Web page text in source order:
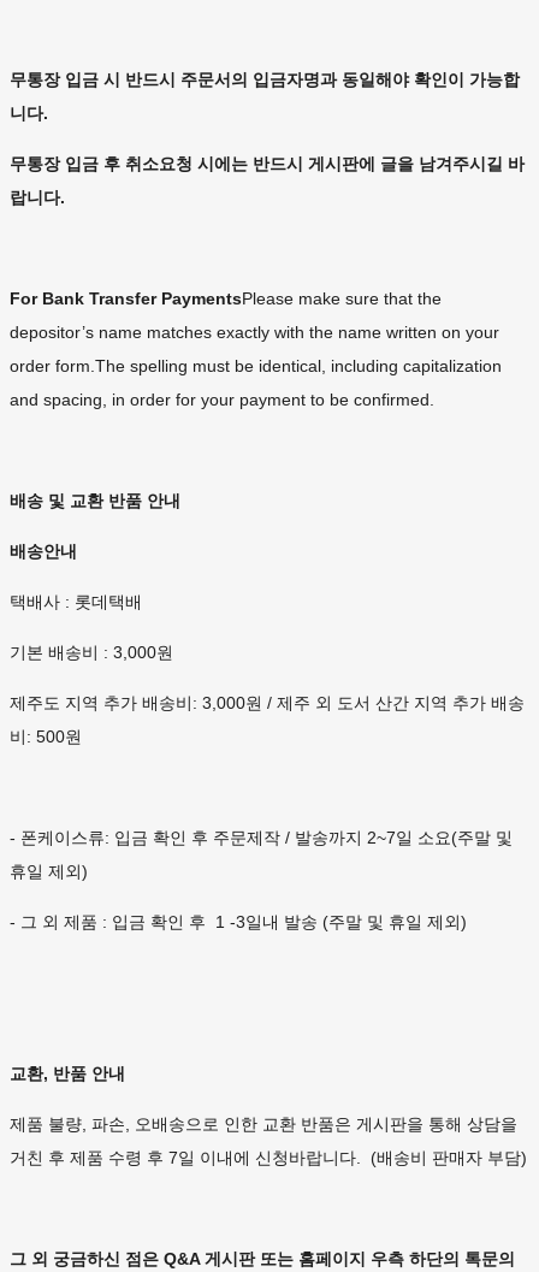
무통장 입금 시 반드시 주문서의 입금자명과 동일해야 확인이 가능합
니다.
무통장 입금 후 취소요청 시에는 반드시 게시판에 글을 남겨주시길 바
랍니다.
For Bank Transfer PaymentsPlease make sure that the
depositor’s name matches exactly with the name written on your
order form.The spelling must be identical, including capitalization
and spacing, in order for your payment to be confirmed.
배송 및 교환 반품 안내
배송안내
택배사 : 롯데택배
기본 배송비 : 3,000원
제주도 지역 추가 배송비: 3,000원 / 제주 외 도서 산간 지역 추가 배송
비: 500원
- 폰케이스류: 입금 확인 후 주문제작 / 발송까지 2~7일 소요(주말 및
휴일 제외)
- 그 외 제품 : 입금 확인 후 1 -3일내 발송 (주말 및 휴일 제외)
교환, 반품 안내
제품 불량, 파손, 오배송으로 인한 교환 반품은 게시판을 통해 상담을
거친 후 제품 수령 후 7일 이내에 신청바랍니다. (배송비 판매자 부담)
그 외 궁금하신 점은 Q&A 게시판 또는 홈페이지 우측 하단의 톡문의